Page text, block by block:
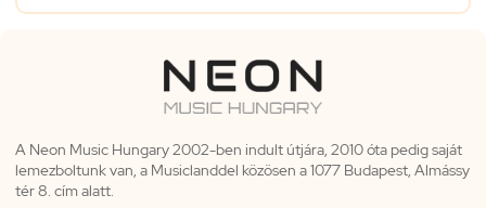
A Neon Music Hungary 2002-ben indult útjára, 2010 óta pedig saját
lemezboltunk van, a Musiclanddel közösen a 1077 Budapest, Almássy
tér 8. cím alatt.